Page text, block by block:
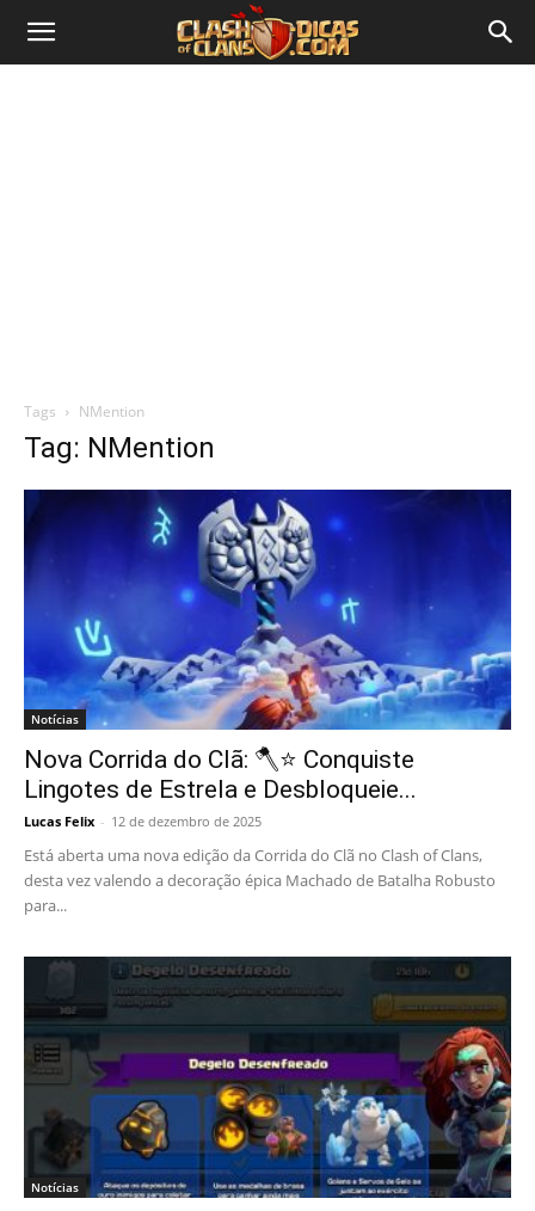
Tags NMention
Tag: NMention
Notícias
Nova Corrida do Clã: 🪓⭐ Conquiste
Lingotes de Estrela e Desbloqueie...
Lucas Felix - 12 de dezembro de 2025
Está aberta uma nova edição da Corrida do Clã no Clash of Clans,
desta vez valendo a decoração épica Machado de Batalha Robusto
para...
Notícias